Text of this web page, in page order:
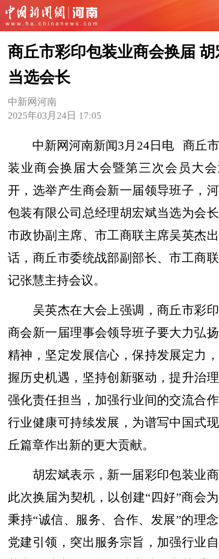
商丘市彩印包装业商会换届 胡
当选会长
中新网河南
2025年03月24日 17:05
中新网河南新闻3月24日电 商丘市
装业商会换届大会暨第三次会员大
开，选举产生商会新一届领导班子，
包装有限公司总经理胡宏斌当选为会
市政协副主席、市工商联主席吴英杰
话，商丘市委统战部副部长、市工商
记张慧主持会议。
吴英杰在大会上强调，商丘市彩
商会新一届理事会领导班子要大力弘
精神，坚定发展信心，保持发展定力
握历史机遇，坚持创新驱动，提升治
强化责任担当，加强行业间的交流合
行业健康可持续发展，为谱写中国式
丘篇章作出新的更大贡献。
胡宏斌表示，新一届彩印包装业
此次换届为契机，以创建“四好”商会
秉持“诚信、服务、合作、发展”的理
党建引领，突出服务宗旨，加强行业